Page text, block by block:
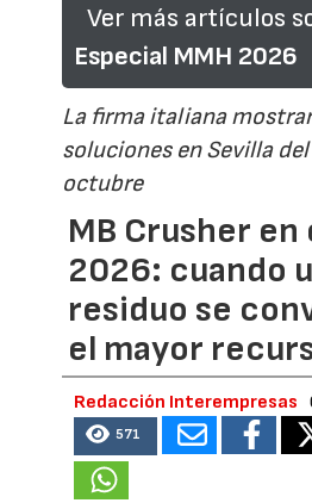
Ver más artículos
Especial MMH 2026
La firma italiana
soluciones en Sevilla
octubre
MB Crusher en
2026: cuando
residuo se
el mayor
Redacción Interempresas
571